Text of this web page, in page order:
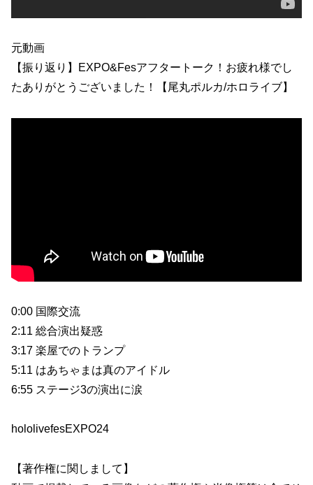
元動画
【振り返り】EXPO&Fesアフタートーク！お疲れ様でし
たありがとうございました！【尾丸ポルカ/ホロライブ】
0:00 国際交流
2:11 総合演出疑惑
3:17 楽屋でのトランプ
5:11 はあちゃまは真のアイドル
6:55 ステージ3の演出に涙
hololivefesEXPO24
【著作権に関しまして】